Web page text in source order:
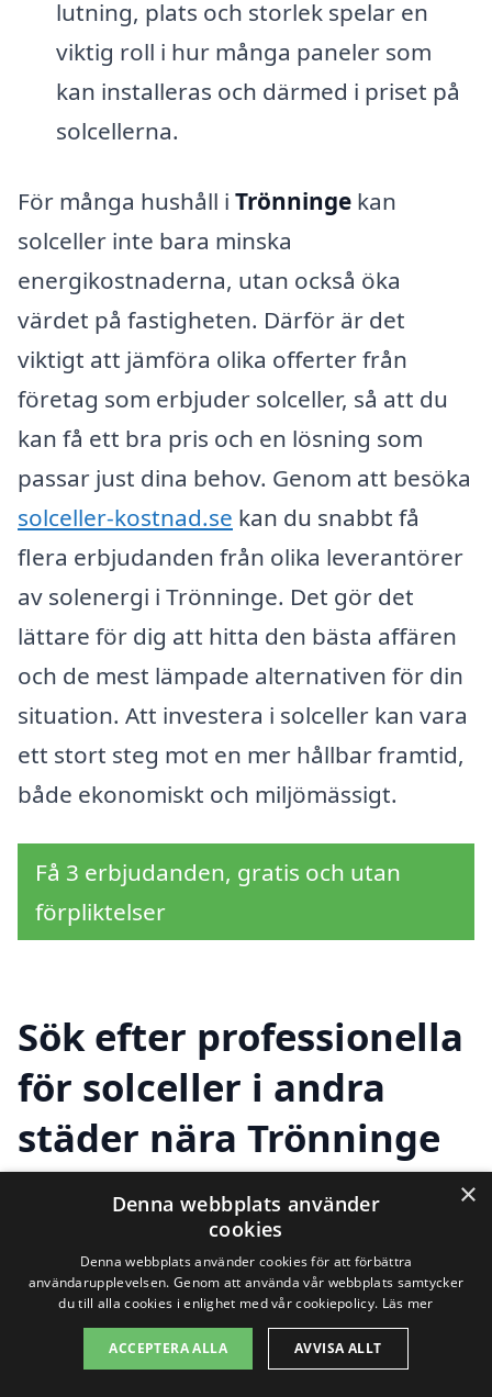
lutning, plats och storlek spelar en
viktig roll i hur många paneler som
kan installeras och därmed i priset på
solcellerna.
För många hushåll i Trönninge kan
solceller inte bara minska
energikostnaderna, utan också öka
värdet på fastigheten. Därför är det
viktigt att jämföra olika offerter från
företag som erbjuder solceller, så att du
kan få ett bra pris och en lösning som
passar just dina behov. Genom att besöka
solceller-kostnad.se kan du snabbt få
flera erbjudanden från olika leverantörer
av solenergi i Trönninge. Det gör det
lättare för dig att hitta den bästa affären
och de mest lämpade alternativen för din
situation. Att investera i solceller kan vara
ett stort steg mot en mer hållbar framtid,
både ekonomiskt och miljömässigt.
Få 3 erbjudanden, gratis och utan
förpliktelser
Sök efter professionella
för solceller i andra
städer nära Trönninge
Att installera solceller i Trönninge är ett
effektivt sätt att sänka dina
energikostnader och bidra till en mer
hållbar framtid. Om du överväger att
×
Denna webbplats använder
cookies
Denna webbplats använder cookies för att förbättra
användarupplevelsen. Genom att använda vår webbplats samtycker
du till alla cookies i enlighet med vår cookiepolicy. Läs mer
ACCEPTERA ALLA AVVISA ALLT